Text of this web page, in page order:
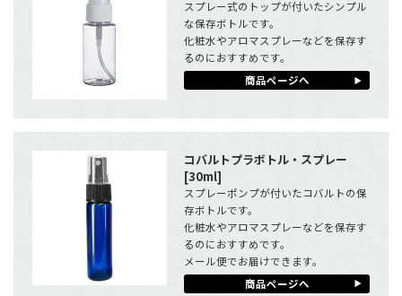
スプレー式のトップが付いたシンプル
な保存ボトルです。
化粧水やアロマスプレーなどを保存す
るのにおすすめです。
商品ページへ
コバルトプラボトル・スプレー
[30ml]
スプレーポンプが付いたコバルトの保
存ボトルです。
化粧水やアロマスプレーなどを保存す
るのにおすすめです。
メール便でお届けできます。
商品ページへ